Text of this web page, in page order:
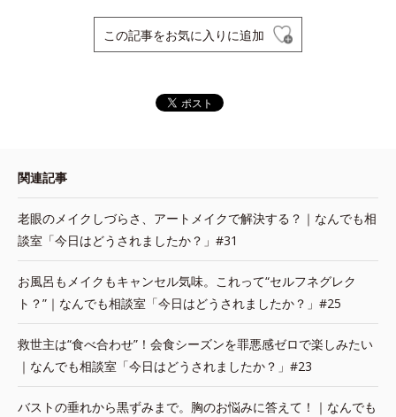
この記事をお気に入りに追加
関連記事
老眼のメイクしづらさ、アートメイクで解決する？｜なんでも相
談室「今日はどうされましたか？」#31
お風呂もメイクもキャンセル気味。これって“セルフネグレク
ト？”｜なんでも相談室「今日はどうされましたか？」#25
救世主は“食べ合わせ”！会食シーズンを罪悪感ゼロで楽しみたい
｜なんでも相談室「今日はどうされましたか？」#23
バストの垂れから黒ずみまで。胸のお悩みに答えて！｜なんでも